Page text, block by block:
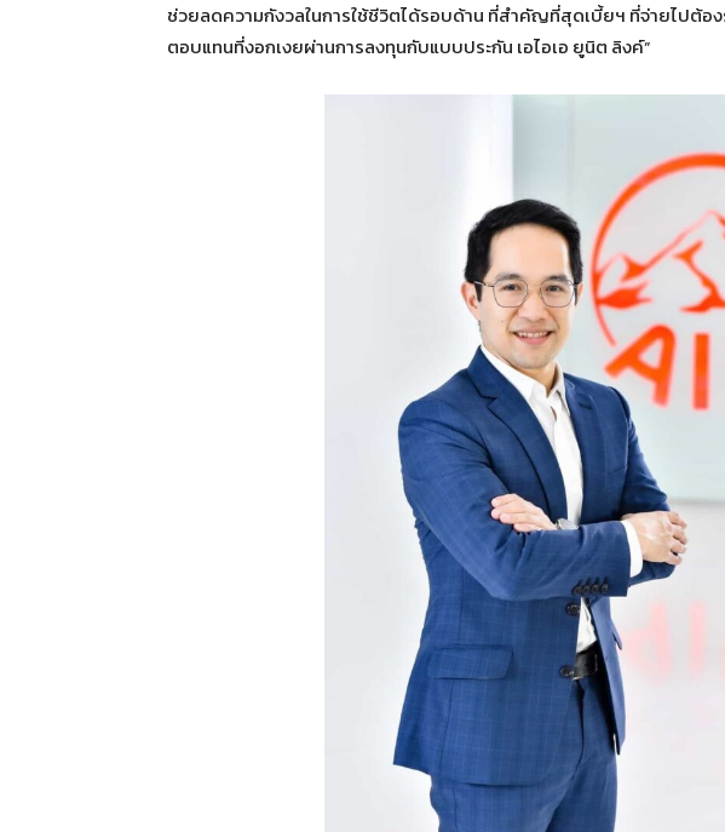
ช่วยลดความกังวลในการใช้ชีวิตได้รอบด้าน ที่สำคัญที่สุดเบี้ยฯ ที่จ่ายไปต้อง
ตอบแทนที่งอกเงยผ่านการลงทุนกับแบบประกัน เอไอเอ ยูนิต ลิงค์”